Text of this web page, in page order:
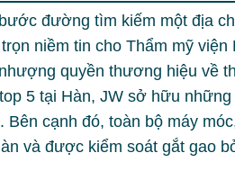
đường tìm kiếm một địa
niềm tin cho Thẩm mỹ
quyền thương hiệu về
5 tại Hàn, JW sở hữu
Bên cạnh đó, toàn bộ máy
và được kiểm soát gắt gao